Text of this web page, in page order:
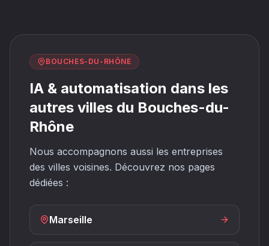
BOUCHES-DU-RHÔNE
IA & automatisation dans les
autres villes du Bouches-du-
Rhône
Nous accompagnons aussi les entreprises
des villes voisines. Découvrez nos pages
dédiées :
Marseille